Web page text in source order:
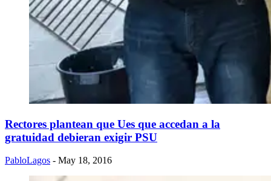
Rectores plantean que Ues que accedan a la
gratuidad debieran exigir PSU
PabloLagos - May 18, 2016